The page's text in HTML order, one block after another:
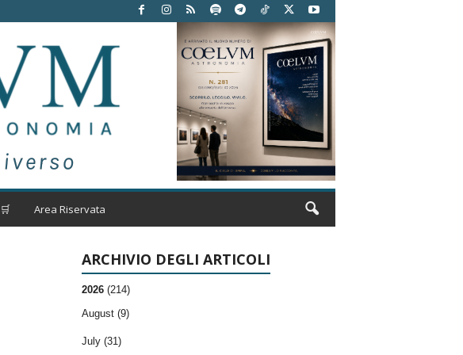
🛒 Area Riservata
ARCHIVIO DEGLI ARTICOLI
2026 (214)
August (9)
July (31)